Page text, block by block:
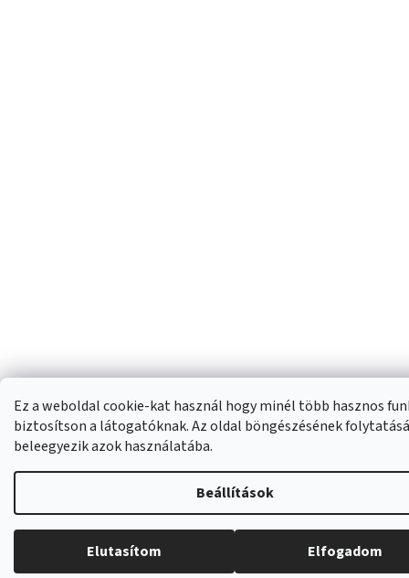
Ez a weboldal cookie-kat használ hogy minél több hasznos
biztosítson a látogatóknak. Az oldal böngészésének
beleegyezik azok használatába.
Beállítások
Elutasítom Elfogadom